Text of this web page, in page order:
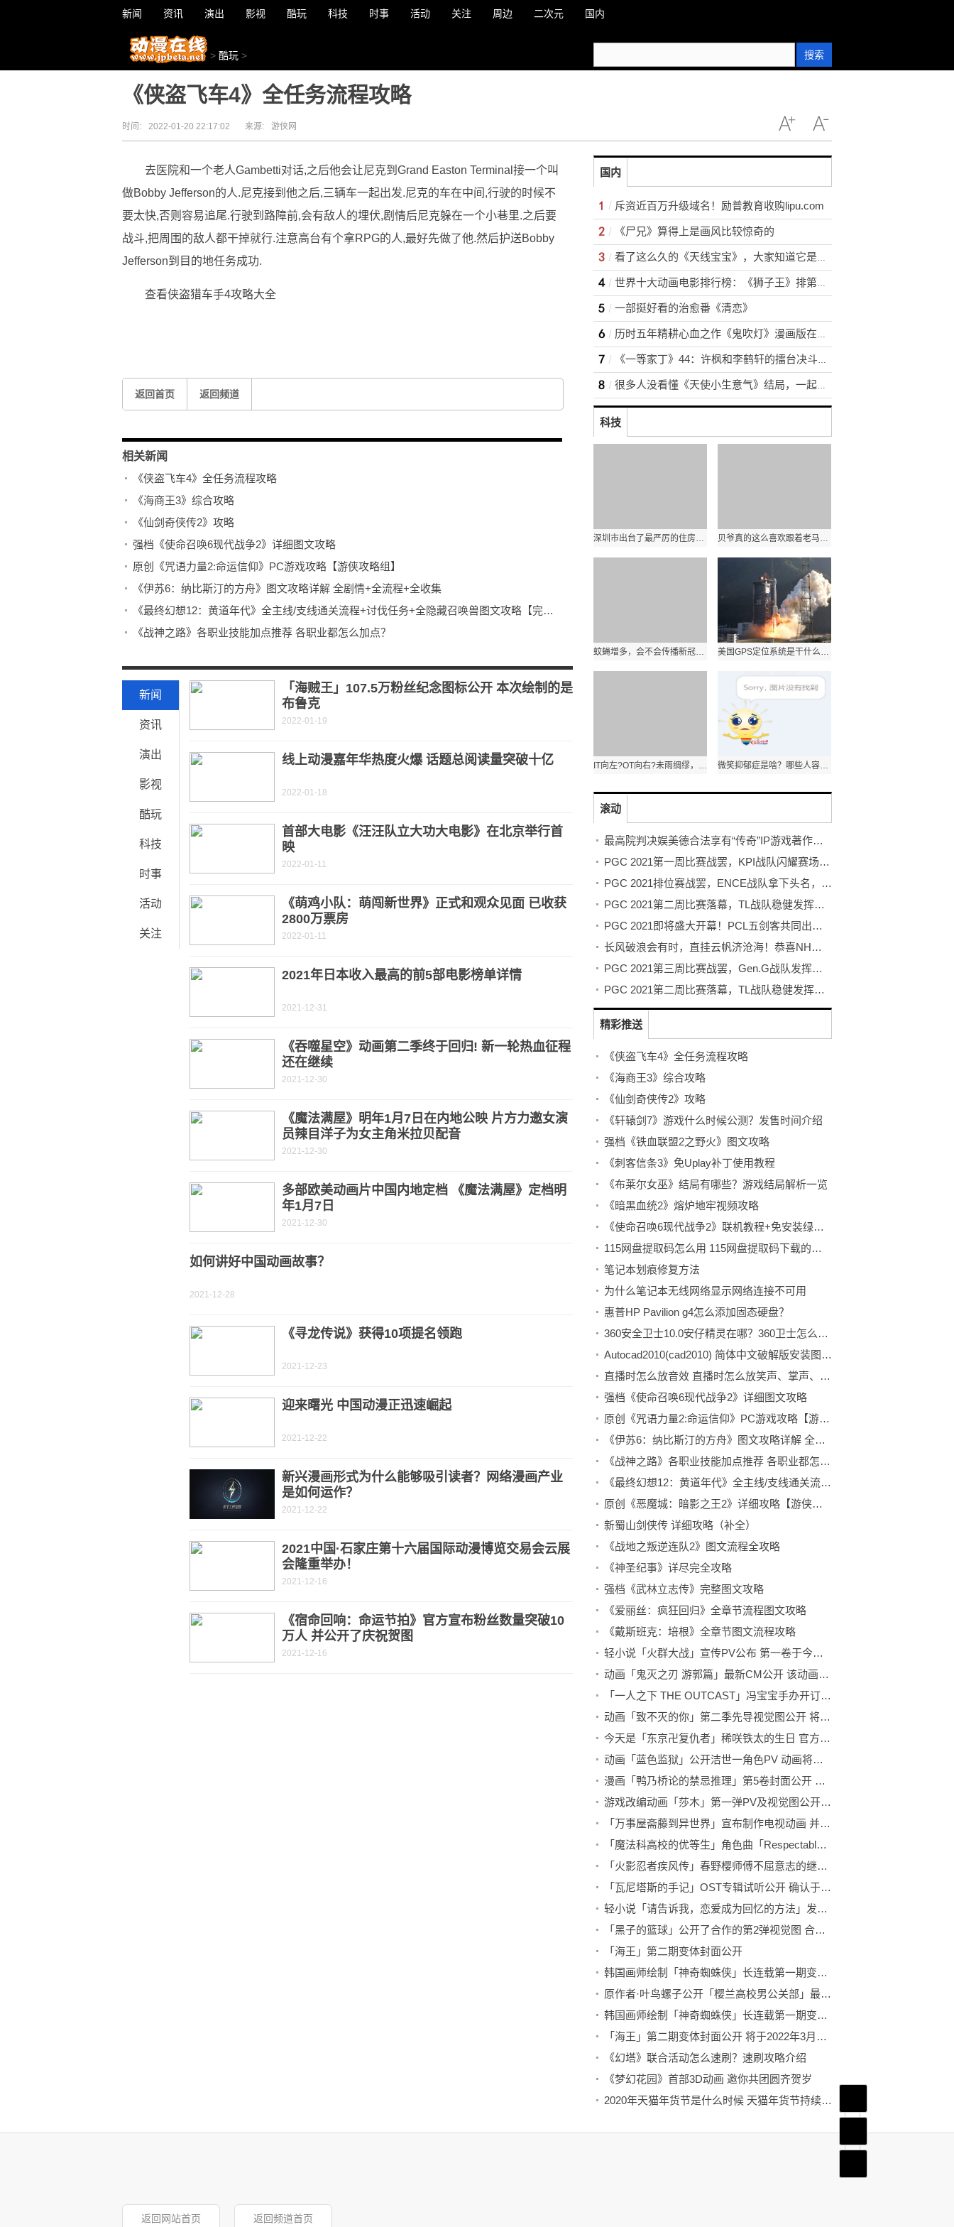
新闻 资讯 演出 影视 酷玩 科技 时事 活动 关注 周边 二次元 国内
> 酷玩 > 搜索
《侠盗飞车4》全任务流程攻略
时间: 2022-01-20 22:17:02 来源: 游侠网
去医院和一个老人Gambetti对话,之后他会让尼克到Grand Easton Terminal接一个叫
做Bobby Jefferson的人.尼克接到他之后,三辆车一起出发.尼克的车在中间,行驶的时候不
要太快,否则容易追尾.行驶到路障前,会有敌人的埋伏,剧情后尼克躲在一个小巷里.之后要
战斗,把周围的敌人都干掉就行.注意高台有个拿RPG的人,最好先做了他.然后护送Bobby
Jefferson到目的地任务成功.
查看侠盗猎车手4攻略大全
返回首页 返回频道
相关新闻
《侠盗飞车4》全任务流程攻略
《海商王3》综合攻略
《仙剑奇侠传2》攻略
强档《使命召唤6现代战争2》详细图文攻略
原创《咒语力量2:命运信仰》PC游戏攻略【游侠攻略组】
《伊苏6：纳比斯汀的方舟》图文攻略详解 全剧情+全流程+全收集
《最终幻想12：黄道年代》全主线/支线通关流程+讨伐任务+全隐藏召唤兽图文攻略【完结】
《战神之路》各职业技能加点推荐 各职业都怎么加点？
新闻
资讯
演出
影视
酷玩
科技
时事
活动
关注
「海贼王」107.5万粉丝纪念图标公开 本次绘制的是
布鲁克
2022-01-19
线上动漫嘉年华热度火爆 话题总阅读量突破十亿
2022-01-18
首部大电影《汪汪队立大功大电影》在北京举行首
映
2022-01-11
《萌鸡小队：萌闯新世界》正式和观众见面 已收获
2800万票房
2022-01-11
2021年日本收入最高的前5部电影榜单详情
2021-12-31
《吞噬星空》动画第二季终于回归! 新一轮热血征程
还在继续
2021-12-30
《魔法满屋》明年1月7日在内地公映 片方力邀女演
员辣目洋子为女主角米拉贝配音
2021-12-30
多部欧美动画片中国内地定档 《魔法满屋》定档明
年1月7日
2021-12-30
如何讲好中国动画故事？
2021-12-28
《寻龙传说》获得10项提名领跑
2021-12-23
迎来曙光 中国动漫正迅速崛起
2021-12-22
新兴漫画形式为什么能够吸引读者？网络漫画产业
是如何运作？
2021-12-22
2021中国·石家庄第十六届国际动漫博览交易会云展
会隆重举办！
2021-12-16
《宿命回响：命运节拍》官方宣布粉丝数量突破10
万人 并公开了庆祝贺图
2021-12-16
国内
斥资近百万升级域名！励普教育收购lipu.com
《尸兄》算得上是画风比较惊奇的
看了这么久的《天线宝宝》，大家知道它是怎么拍摄的吗?
世界十大动画电影排行榜：《狮子王》排第几？一起来看看吧！
一部挺好看的治愈番《清恋》
历时五年精耕心血之作《鬼吹灯》漫画版在众多读者期待中清新上市!
《一等家丁》44：许枫和李鹤轩的擂台决斗逐渐到了高潮
很多人没看懂《天使小生意气》结局，一起了解一下吧！
科技
深圳市出台了最严厉的住房调控政策，被称为史无前例的“深八条” 贝爷真的这么喜欢跟着老马的脚步走?
蚊蝇增多，会不会传播新冠病毒?一起来听听专家的解答 美国GPS定位系统是干什么的？能干扰我军导弹吗？
IT向左?OT向右?未雨绸缪，强化电网系统的网络安全防护 微笑抑郁症是啥？哪些人容易“中招”？
滚动
最高院判决娱美德合法享有“传奇”IP游戏著作权 盛趣游戏声明不实
PGC 2021第一周比赛战罢，KPI战队闪耀赛场夺得周冠
PGC 2021排位赛战罢，ENCE战队拿下头名，NH战队位列第三
PGC 2021第二周比赛落幕，TL战队稳健发挥勇夺周冠
PGC 2021即将盛大开幕！PCL五剑客共同出征剑指荣耀！
长风破浪会有时，直挂云帆济沧海！恭喜NH战队荣获PGC2021总冠军！
PGC 2021第三周比赛战罢，Gen.G战队发挥神勇力捧周冠
PGC 2021第二周比赛落幕，TL战队稳健发挥勇夺周冠
精彩推送
《侠盗飞车4》全任务流程攻略
《海商王3》综合攻略
《仙剑奇侠传2》攻略
《轩辕剑7》游戏什么时候公测？发售时间介绍
强档《铁血联盟2之野火》图文攻略
《刺客信条3》免Uplay补丁使用教程
《布莱尔女巫》结局有哪些？游戏结局解析一览
《暗黑血统2》熔炉地牢视频攻略
《使命召唤6现代战争2》联机教程+免安装绿色硬盘版下载
115网盘提取码怎么用 115网盘提取码下载的方式应用攻略
笔记本划痕修复方法
为什么笔记本无线网络显示网络连接不可用
惠普HP Pavilion g4怎么添加固态硬盘？
360安全卫士10.0安仔精灵在哪？360卫士怎么找到安仔小精灵？
Autocad2010(cad2010) 简体中文破解版安装图文教程
直播时怎么放音效 直播时怎么放笑声、掌声、呐喊声、鼓掌声
强档《使命召唤6现代战争2》详细图文攻略
原创《咒语力量2:命运信仰》PC游戏攻略【游侠攻略组】
《伊苏6：纳比斯汀的方舟》图文攻略详解 全剧情+全流程+全收集
《战神之路》各职业技能加点推荐 各职业都怎么加点？
《最终幻想12：黄道年代》全主线/支线通关流程+讨伐任务+全隐藏召唤兽图文攻略【完结】
原创《恶魔城：暗影之王2》详细攻略【游侠攻略组】
新蜀山剑侠传 详细攻略（补全）
《战地之叛逆连队2》图文流程全攻略
《神圣纪事》详尽完全攻略
强档《武林立志传》完整图文攻略
《爱丽丝：疯狂回归》全章节流程图文攻略
《戴斯班克：培根》全章节图文流程攻略
轻小说「火群大战」宣传PV公布 第一卷于今日正式发售
动画「鬼灭之刃 游郭篇」最新CM公开 该动画正在热播中
「一人之下 THE OUTCAST」冯宝宝手办开订 将于2022年8月末正式发售
动画「致不灭的你」第二季先导视觉图公开 将于2022年秋季开播
今天是「东京卍复仇者」稀咲铁太的生日 官方公开了作者和久井健绘制的生日贺图!
动画「蓝色监狱」公开洁世一角色PV 动画将于2022年内播出
漫画「鸭乃桥论的禁忌推理」第5卷封面公开 是一部侦探题材的奇幻漫画作品
游戏改编动画「莎木」第一弹PV及视觉图公开 将于2022年内正式开播
「万事屋斋藤到异世界」宣布制作电视动画 并公开了其绘制的动画化贺图
「魔法科高校的优等生」角色曲「Respectable」试听公开 第五卷BD将于1月26日发售
「火影忍者疾风传」春野樱师傅不屈意志的继承者手办开订 预计于2022年7月发售
「瓦尼塔斯的手记」OST专辑试听公开 确认于2月23日发售
轻小说「请告诉我，恋爱成为回忆的方法」发售宣传PV公开 已于1月15日发售
「黑子的篮球」公开了合作的第2弹视觉图 合作将于2022年2月上旬开始
「海王」第二期变体封面公开
韩国画师绘制「神奇蜘蛛侠」长连载第一期变体封面公开
原作者·叶鸟螺子公开「樱兰高校男公关部」最新绘制的音乐剧宣传绘
韩国画师绘制「神奇蜘蛛侠」长连载第一期变体封面公开 人物是「蜘蛛侠」彼得·帕克
「海王」第二期变体封面公开 将于2022年3月正式发布
《幻塔》联合活动怎么速刷？速刷攻略介绍
《梦幻花园》首部3D动画 邀你共团圆齐贺岁
2020年天猫年货节是什么时候 天猫年货节持续时间及活动玩法分享
首页
频道
返回网站首页 返回频道首页